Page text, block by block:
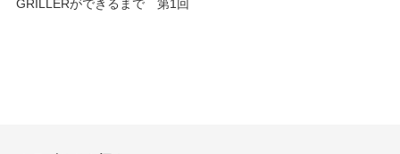
GRILLERができるまで 第1回